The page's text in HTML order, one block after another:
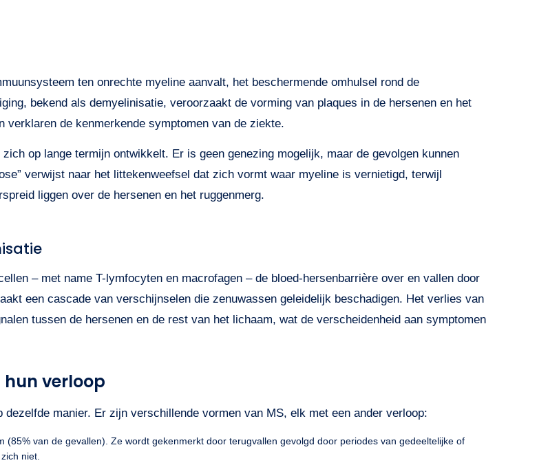
ten onrechte myeline aanvalt, het beschermende omhulsel rond de
bekend als demyelinisatie, veroorzaakt de vorming van plaques in de hersenen en het
verklaren de kenmerkende symptomen van de ziekte.
op lange termijn ontwikkelt. Er is geen genezing mogelijk, maar de gevolgen kunnen
verwijst naar het littekenweefsel dat zich vormt waar myeline is vernietigd, terwijl
liggen over de hersenen en het ruggenmerg.
– met name T-lymfocyten en macrofagen – de bloed-hersenbarrière over en vallen door
een cascade van verschijnselen die zenuwassen geleidelijk beschadigen. Het verlies van
tussen de hersenen en de rest van het lichaam, wat de verscheidenheid aan symptomen
hun verloop
manier. Er zijn verschillende vormen van MS, elk met een ander verloop:
van de gevallen). Ze wordt gekenmerkt door terugvallen gevolgd door periodes van gedeeltelijke of
niet.